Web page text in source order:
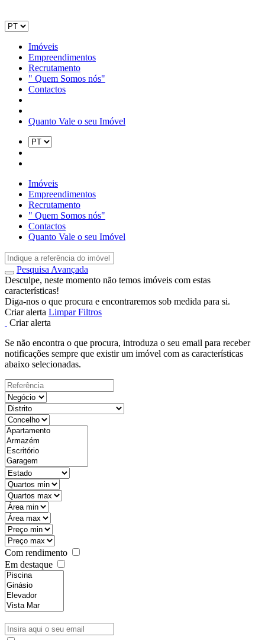
Imóveis
Empreendimentos
Recrutamento
" Quem Somos nós"
Contactos
Quanto Vale o seu Imóvel
Imóveis
Empreendimentos
Recrutamento
" Quem Somos nós"
Contactos
Quanto Vale o seu Imóvel
Pesquisa Avançada
Desculpe, neste momento não temos imóveis com estas
características!
Diga-nos o que procura e encontraremos sob medida para si.
Criar alerta Limpar Filtros
Criar alerta
Se não encontra o que procura, introduza o seu email para receber
notificações sempre que existir um imóvel com as características
abaixo selecionadas.
Com rendimento
Em destaque